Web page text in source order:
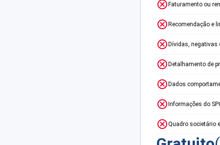
Faturamento ou
Recomendação e
Dívidas, negativas
Detalhamento de
Dados
Informações do
Quadro societário